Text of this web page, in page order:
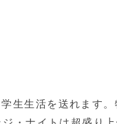
生生活を送れます。